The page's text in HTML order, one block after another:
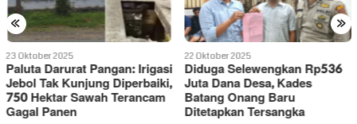
« »
22 Oktober 2025
Diduga Selewengkan Rp536
Juta Dana Desa, Kades
Batang Onang Baru
Ditetapkan Tersangka
17 Oktober 2025
Kasus Pengerusakan di
Paluta: Lingkar Sumut Geram,
Polres Tapsel Dituding
Lamban